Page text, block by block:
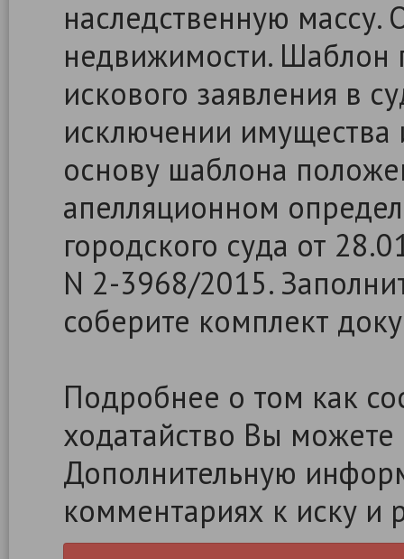
наследственную массу.
недвижимости. Шаблон
искового заявления в
исключении имущества
основу шаблона
апелляционном
городского суда от
N 2-3968/2015.
соберите комплект
Подробнее о том как
ходатайство Вы
Дополнительную
комментариях к иску и